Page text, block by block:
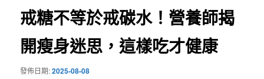
戒糖不等於戒碳水！營養師揭
開瘦身迷思，這樣吃才健康
發佈日期:2025-08-08